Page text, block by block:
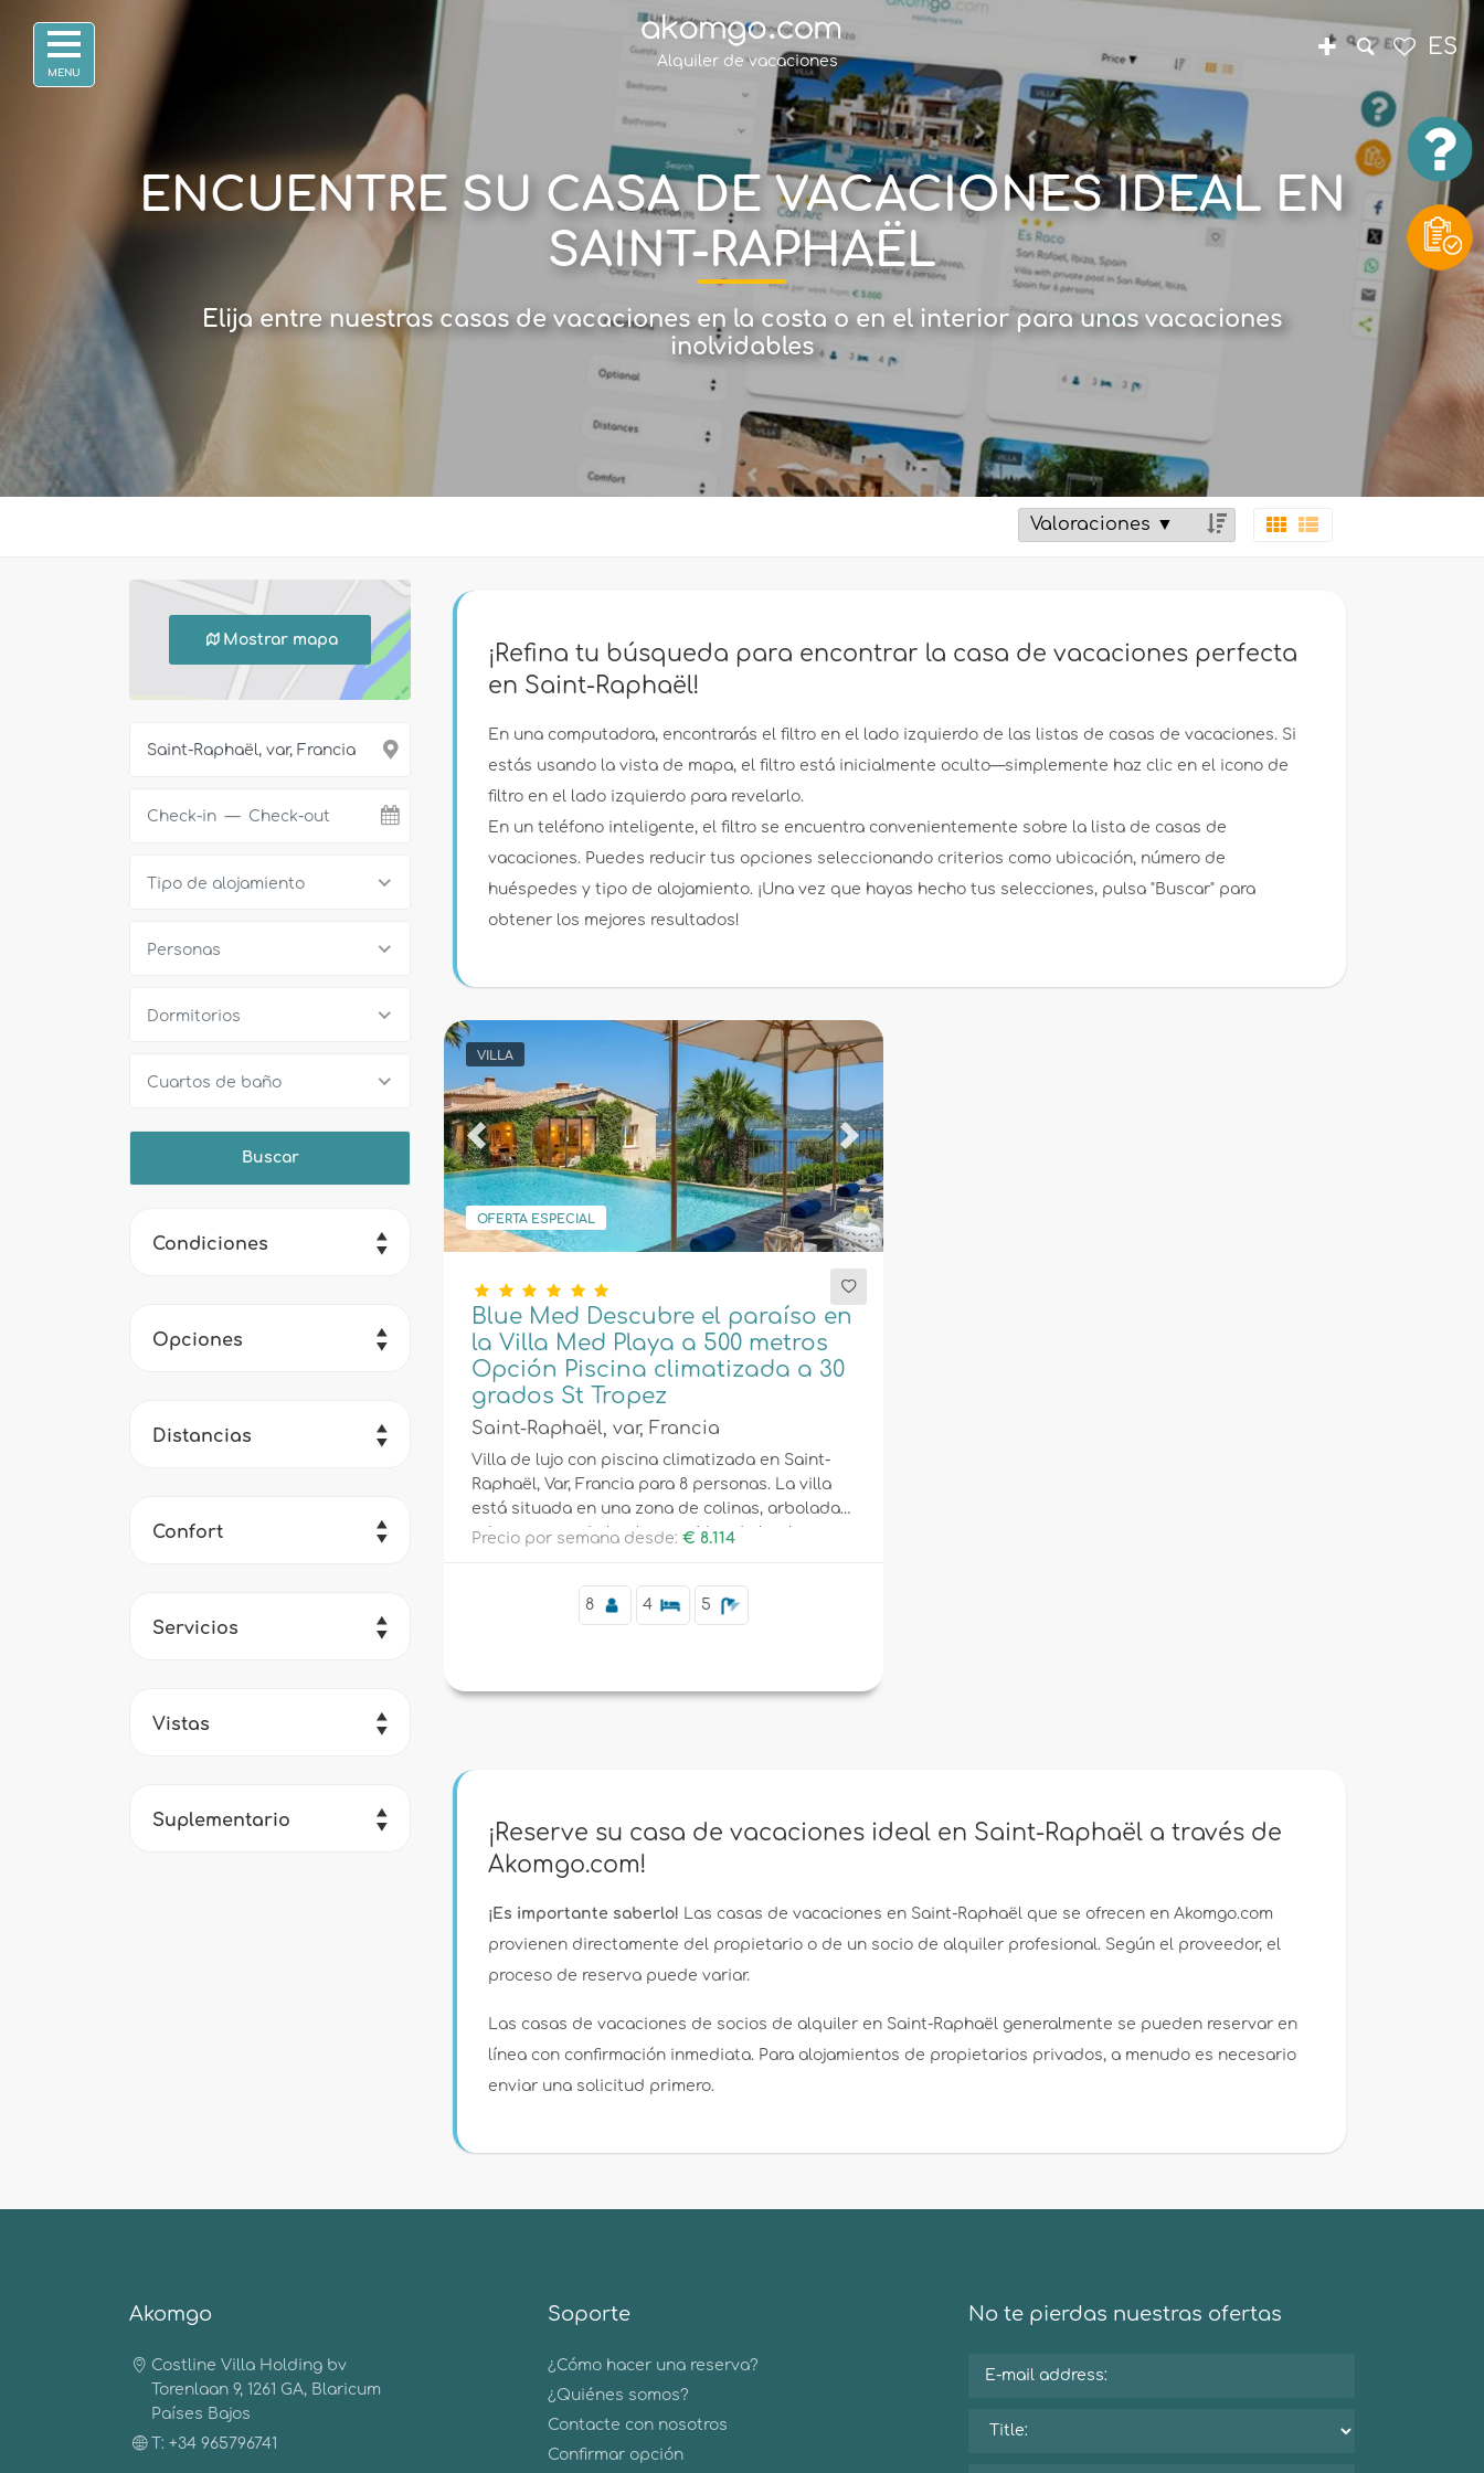
ENCUENTRE SU CASA DE VACACIONES IDEAL EN
SAINT-RAPHAËL
Elija entre nuestras casas de vacaciones en la costa o en el interior para unas vacaciones
inolvidables
Mostrar mapa
Tipo de alojamiento
Personas
Dormitorios
Cuartos de baño
Condiciones
Opciones
Distancias
Confort
Servicios
Vistas
Suplementario
¡Refina tu búsqueda para encontrar la casa de vacaciones perfecta
en Saint-Raphaël!
En una computadora, encontrarás el filtro en el lado izquierdo de las listas de casas de vacaciones. Si
estás usando la vista de mapa, el filtro está inicialmente oculto—simplemente haz clic en el icono de
filtro en el lado izquierdo para revelarlo.
En un teléfono inteligente, el filtro se encuentra convenientemente sobre la lista de casas de
vacaciones. Puedes reducir tus opciones seleccionando criterios como ubicación, número de
huéspedes y tipo de alojamiento. ¡Una vez que hayas hecho tus selecciones, pulsa "Buscar" para
obtener los mejores resultados!
VILLA
OFERTA ESPECIAL
Previous Next
Blue Med Descubre el paraíso en
la Villa Med Playa a 500 metros
Opción Piscina climatizada a 30
grados St Tropez
Saint-Raphaël, var, Francia
Villa de lujo con piscina climatizada en Saint-
Raphaël, Var, Francia para 8 personas. La villa
está situada en una zona de colinas, arbolada y
urbana cerca de la playa, a 4 km de la playa.
Precio por semana desde: € 8.114
8 4 5
¡Reserve su casa de vacaciones ideal en Saint-Raphaël a través de
Akomgo.com!
¡Es importante saberlo! Las casas de vacaciones en Saint-Raphaël que se ofrecen en Akomgo.com
provienen directamente del propietario o de un socio de alquiler profesional. Según el proveedor, el
proceso de reserva puede variar.
Las casas de vacaciones de socios de alquiler en Saint-Raphaël generalmente se pueden reservar en
línea con confirmación inmediata. Para alojamientos de propietarios privados, a menudo es necesario
enviar una solicitud primero.
Akomgo
Costline Villa Holding bv
Torenlaan 9, 1261 GA, Blaricum
Países Bajos
T: +34 965796741
Soporte
¿Cómo hacer una reserva?
¿Quiénes somos?
Contacte con nosotros
Confirmar opción
No te pierdas nuestras ofertas
Alquiler de vacaciones
ES